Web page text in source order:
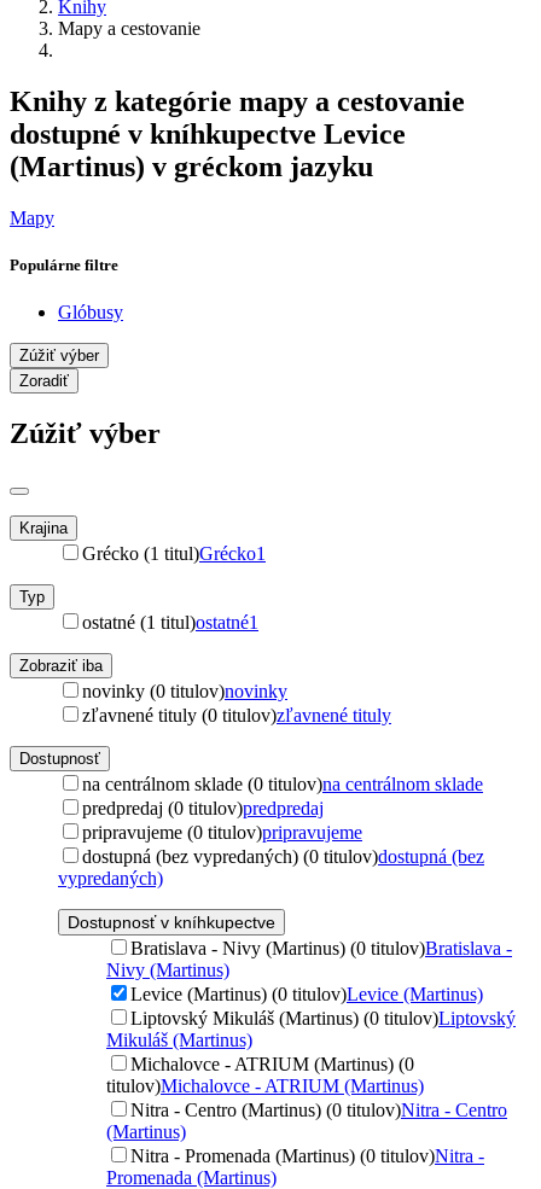
Knihy
Mapy a cestovanie
Knihy z kategórie mapy a cestovanie
dostupné v kníhkupectve Levice
(Martinus) v gréckom jazyku
Mapy
Populárne filtre
Glóbusy
Zúžiť výber
Zoradiť
Zúžiť výber
Krajina
Grécko (1 titul)Grécko1
Typ
ostatné (1 titul)ostatné1
Zobraziť iba
novinky (0 titulov)novinky
zľavnené tituly (0 titulov)zľavnené tituly
Dostupnosť
na centrálnom sklade (0 titulov)na centrálnom sklade
predpredaj (0 titulov)predpredaj
pripravujeme (0 titulov)pripravujeme
dostupná (bez vypredaných) (0 titulov)dostupná (bez
vypredaných)
Dostupnosť v kníhkupectve
Bratislava - Nivy (Martinus) (0 titulov)Bratislava -
Nivy (Martinus)
Levice (Martinus) (0 titulov)Levice (Martinus)
Liptovský Mikuláš (Martinus) (0 titulov)Liptovský
Mikuláš (Martinus)
Michalovce - ATRIUM (Martinus) (0
titulov)Michalovce - ATRIUM (Martinus)
Nitra - Centro (Martinus) (0 titulov)Nitra - Centro
(Martinus)
Nitra - Promenada (Martinus) (0 titulov)Nitra -
Promenada (Martinus)